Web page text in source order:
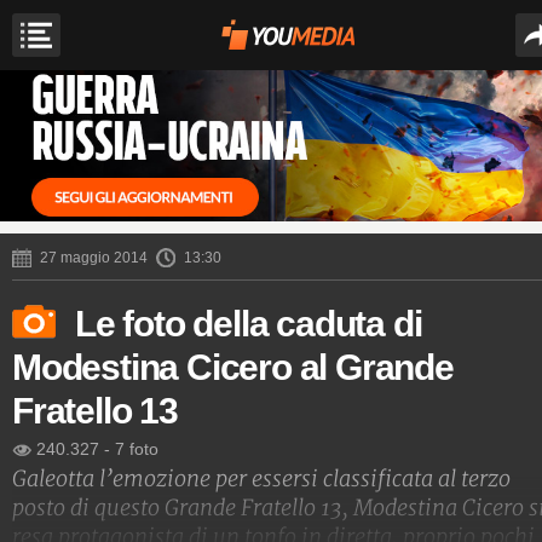
27 maggio 2014 13:30
Le foto della caduta di
Modestina Cicero al Grande
Fratello 13
240.327 - 7 foto
Galeotta l’emozione per essersi classificata al terzo
posto di questo Grande Fratello 13, Modestina Cicero
resa protagonista di un tonfo in diretta, proprio pochi